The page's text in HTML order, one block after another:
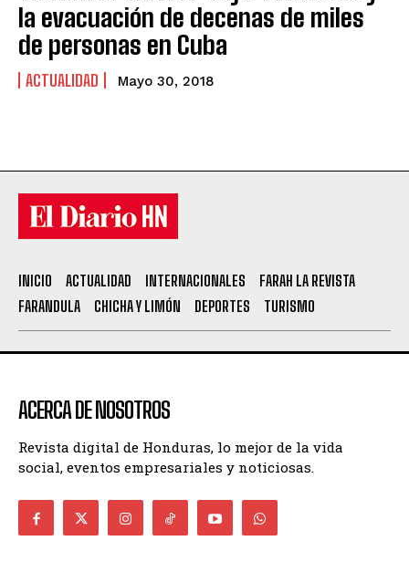
la evacuación de decenas de miles
de personas en Cuba
ACTUALIDAD Mayo 30, 2018
INICIO ACTUALIDAD INTERNACIONALES
FARAH LA REVISTA
FARANDULA
CHICHA Y LIMÓN DEPORTES TURISMO
ACERCA DE NOSOTROS
Revista digital de Honduras, lo mejor de la vida
social, eventos empresariales y noticiosas.